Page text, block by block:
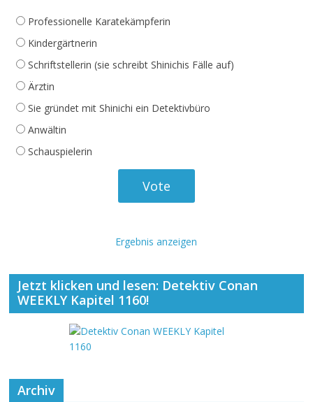
Professionelle Karatekämpferin
Kindergärtnerin
Schriftstellerin (sie schreibt Shinichis Fälle auf)
Ärztin
Sie gründet mit Shinichi ein Detektivbüro
Anwältin
Schauspielerin
Ergebnis anzeigen
Jetzt klicken und lesen: Detektiv Conan
WEEKLY Kapitel 1160!
Archiv